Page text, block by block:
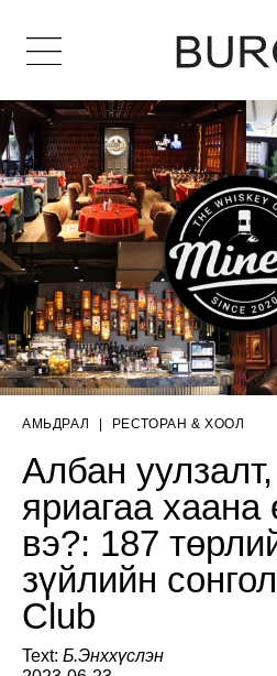
АМЬДРАЛ РЕСТОРАН & ХООЛ
Албан
яриагаа хаана
вэ?: 187
зүйлийн
Club
Text: Б.Энххүслэн